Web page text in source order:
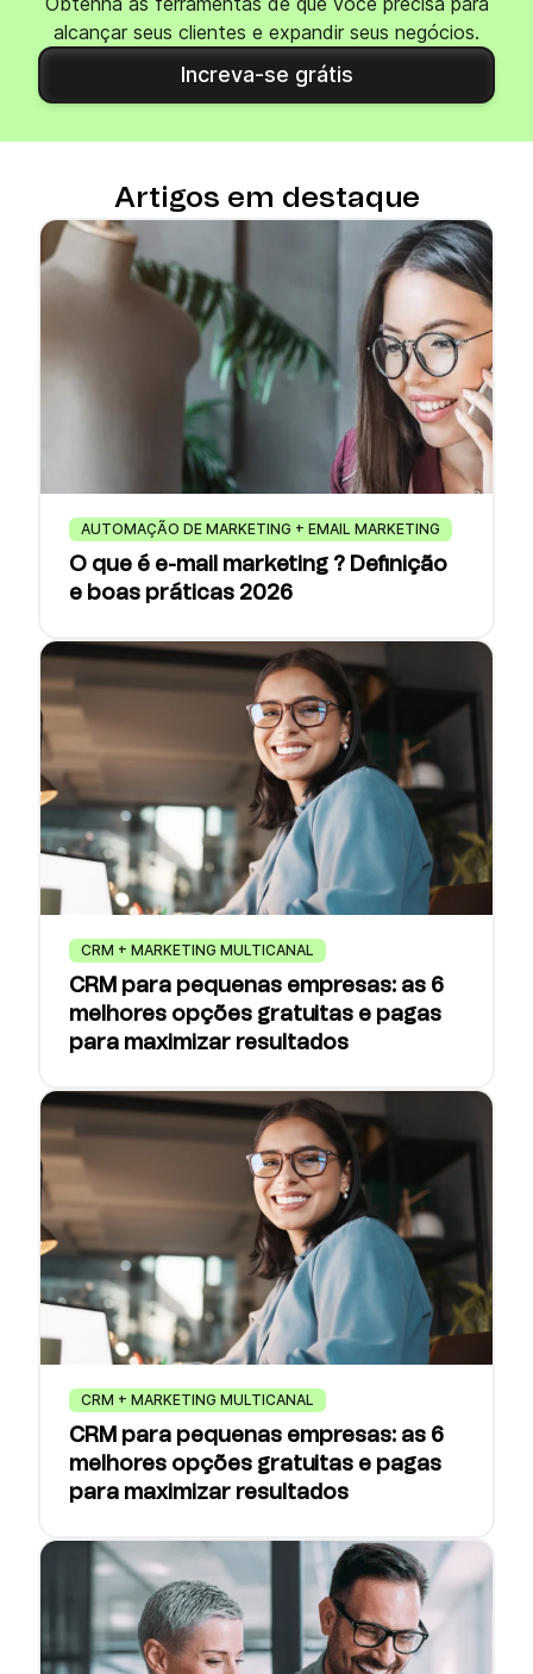
alcançar seus clientes e expandir seus negócios.
Increva-se grátis
Artigos em destaque
AUTOMAÇÃO DE MARKETING + EMAIL MARKETING
O que é e-mail marketing ? Definição
e boas práticas 2026
CRM + MARKETING MULTICANAL
CRM para pequenas empresas: as 6
melhores opções gratuitas e pagas
para maximizar resultados
CRM + MARKETING MULTICANAL
CRM para pequenas empresas: as 6
melhores opções gratuitas e pagas
para maximizar resultados